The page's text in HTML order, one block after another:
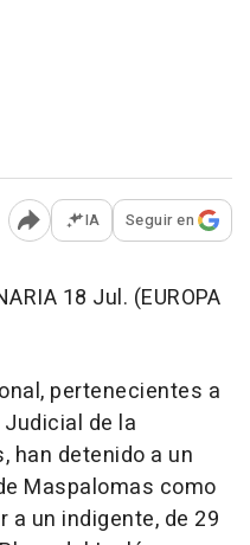
Abrir opciones para
IA Seguir en
18 Jul. (EUROPA
pertenecientes a
de la
han detenido a un
Maspalomas como
un indigente, de 29